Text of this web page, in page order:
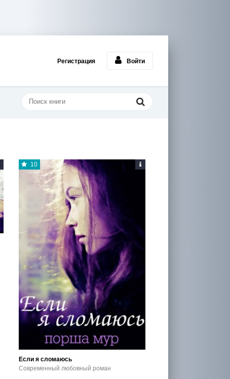
Регистрация Войти
10
Если я сломаюсь
Современный любовный роман